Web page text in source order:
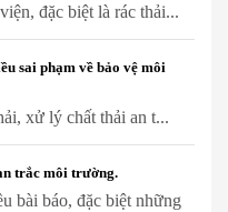
đặc biệt là rác thải...
sai phạm về bảo vệ môi
xử lý chất thải an t...
trắc môi trường.
bài báo, đặc biệt những